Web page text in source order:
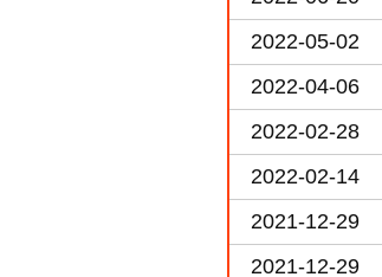
2022-05-02
2022-04-06
2022-02-28
2022-02-14
2021-12-29
2021-12-29